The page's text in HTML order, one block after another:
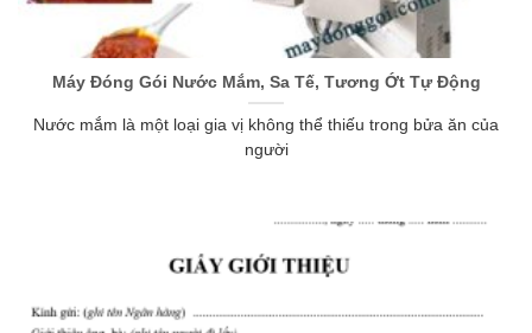
Máy Đóng Gói Nước Mắm, Sa Tế, Tương Ớt Tự Động
Nước mắm là một loại gia vị không thể thiếu trong bửa ăn của
người